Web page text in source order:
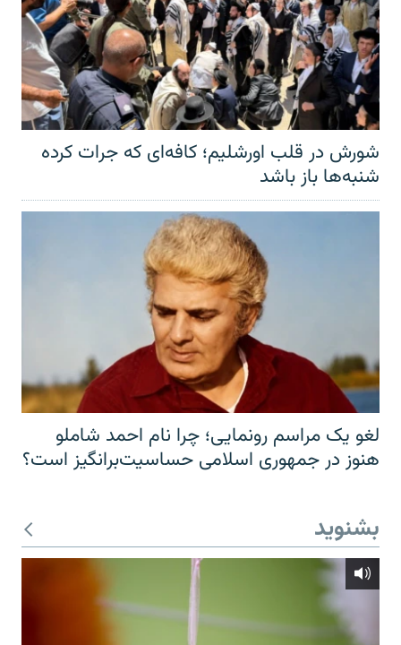
شورش در قلب اورشلیم؛ کافه‌ای که جرات کرده
شنبه‌ها باز باشد
لغو یک مراسم رونمایی؛ چرا نام احمد شاملو
هنوز در جمهوری اسلامی حساسیت‌برانگیز است؟
بشنوید